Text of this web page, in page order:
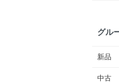
グル
新品
中古